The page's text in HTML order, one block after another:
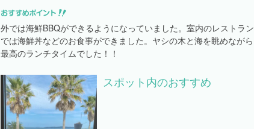
外では海鮮BBQができるようになっていました。室内のレストラン
では海鮮丼などのお食事ができました。ヤシの木と海を眺めながら
最高のランチタイムでした！！
スポット内のおすすめ